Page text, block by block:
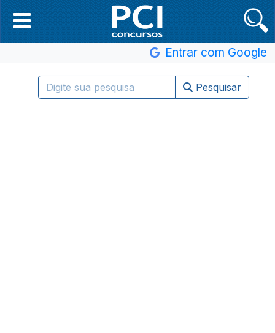
Entrar com Google
Pesquisar